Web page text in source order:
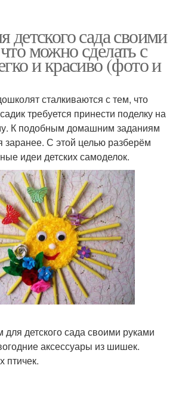
детского сада своими
можно сделать с
и красиво (фото и
сталкиваются с тем, что
требуется принести поделку на
К подобным домашним заданиям
заранее. С этой целью разберём
идеи детских самоделок.
детского сада своими руками
аксессуары из шишек.
птичек.